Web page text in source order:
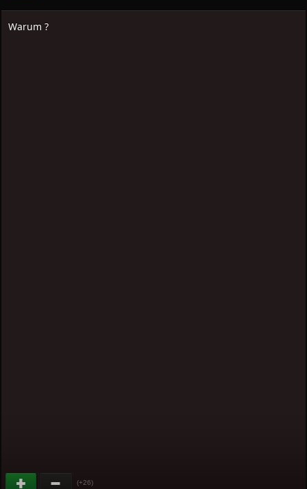
Warum ?
(+26)